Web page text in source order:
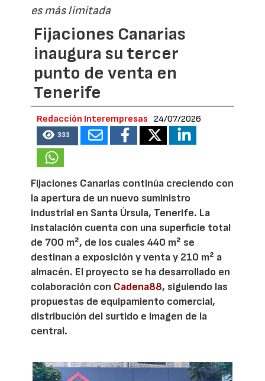
es más limitada
Fijaciones Canarias
inaugura su tercer
punto de venta en
Tenerife
Redacción Interempresas 24/07/2026
333
Fijaciones Canarias continúa creciendo con
la apertura de un nuevo suministro
industrial en Santa Úrsula, Tenerife. La
instalación cuenta con una superficie total
de 700 m², de los cuales 440 m² se
destinan a exposición y venta y 210 m² a
almacén. El proyecto se ha desarrollado en
colaboración con Cadena88, siguiendo las
propuestas de equipamiento comercial,
distribución del surtido e imagen de la
central.